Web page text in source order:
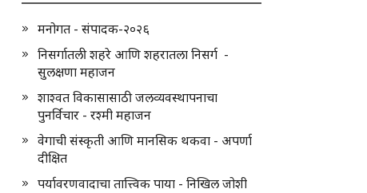
मनोगत - संपादक-२०२६
निसर्गातली शहरे आणि शहरातला निसर्ग -
सुलक्षणा महाजन
शाश्वत विकासासाठी जलव्यवस्थापनाचा
पुनर्विचार - रश्मी महाजन
वेगाची संस्कृती आणि मानसिक थकवा - अपर्णा
दीक्षित
पर्यावरणवादाचा तात्त्विक पाया - निखिल जोशी